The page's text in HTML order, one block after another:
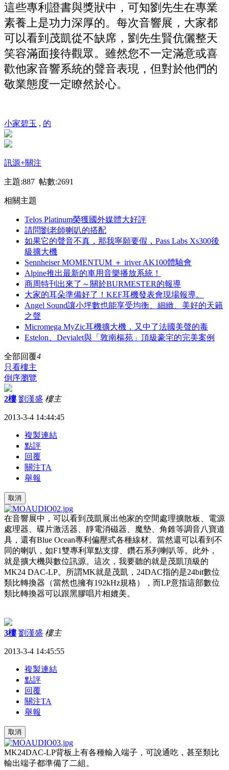
這些專利證書與獎狀中，可知劉先生在專業
素養上是功力深厚的。每次音響展，大家都
可以看到茂凱從不缺席，劉先生賢伉儷整天
笑容滿面接待觀眾。雖然您不一定滿意或喜
歡他家音響系統的聲音表現，但對於他們的
敬業態度一定瞭然於心。
小家碧玉 , 的
訊源+關注
主題:887 帖數:2691
相關主題
Telos Platinum榮獲國外媒體大好評
請問劉老師喇叭的搭配
如果它的聲音不真，那我寧願要假，Pass Labs Xs300後
級擴大機
Sennheiser MOMENTUM ＋ iriver AK100體驗會
Alpine推出最新的車用音樂播放系統！
商周特刊出來了～關於BURMESTER的報導
大家的耳朵準備好了！KEF耳機發表會現場報導。
Angel Sound讓小坪數也能享受均衡、細緻、美好的天籟
之聲
Micromega MyZic耳機擴大機，又中了法國美聲的毒
Estelon、Devialet與「敦南樞苑」頂級豪宅的完美案例
全部回覆4
只看樓主
倒序瀏覽
2樓 劉漢盛 樓主
2013-3-4 14:44:45
複製連結
點評
回覆
關注TA
舉報
取消
在音響展中，可以看到茂凱展出他家的空間處理擴散板、電源
處理器、碟片激活器、靜電消磁器、魔墊、角錐等調音八寶道
具，還有Blue Ocean專利偏壓式各種線材。當然還可以看到不
同的喇叭，如F1雙專利單點支撐、鑽石系列喇叭等。此外，
就是擴大機與數位訊源。這次，我要聽的就是茂凱頂級的
MK24 DAC-LP。所謂MK就是茂凱， 24DAC指的是24bit數位
類比轉換器（當然也擁有192kHz規格），而LP意指這部數位
類比轉換器可以跟黑膠唱片相媲美。
3樓 劉漢盛 樓主
2013-3-4 14:45:55
複製連結
點評
回覆
關注TA
舉報
取消
MK24DAC-LP背板上有各種輸入端子，可說通吃，甚至類比
輸出端子都準備了二組。